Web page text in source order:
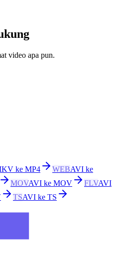
video apa pun.
ke MP4 WEBAVI ke
MOVAVI ke MOV FLVAVI
TSAVI ke TS